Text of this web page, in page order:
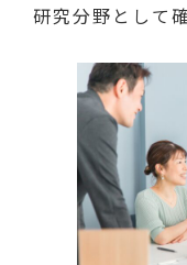
研究分野として